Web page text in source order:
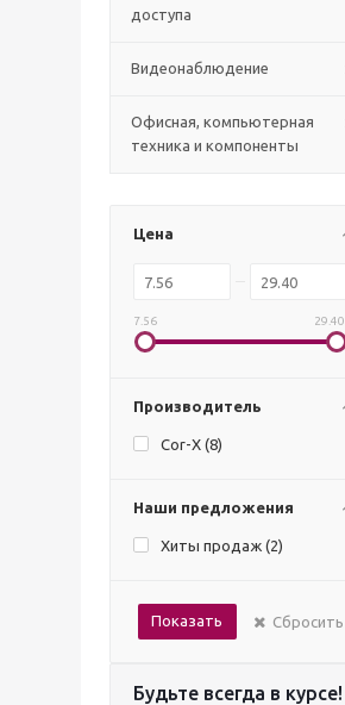
доступа
Видеонаблюдение
Офисная, компьютерная
техника и компоненты
Цена
7.56 29.40
Производитель
Cor-X (8)
Наши предложения
Хиты продаж (2)
Показать Сбросить
Будьте всегда в курсе!